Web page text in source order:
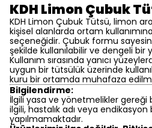
KDH Limon Çubuk
KDH Limon Çubuk Tütsü, limon
kişisel alanlarda ortam
seçeneğidir. Çubuk formu
şekilde kullanılabilir ve dengeli
Kullanım sırasında yanıcı
uygun bir tütsülük üzerinde
kuru bir ortamda muhafaza
Bilgilendirme:
İlgili yasa ve yönetmelikler gereği
ilgili, hastalık adı veya endikasyon
yapılmamaktadır.